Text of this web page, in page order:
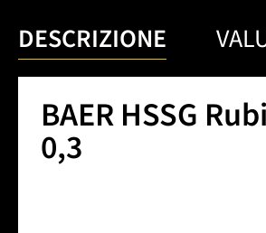
DESCRIZIONE
BAER HSSG
0,3